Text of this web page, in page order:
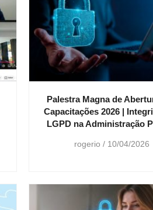
Palestra Magna de
Capacitações 2026 |
LGPD na Administração
rogerio 10/04/2026